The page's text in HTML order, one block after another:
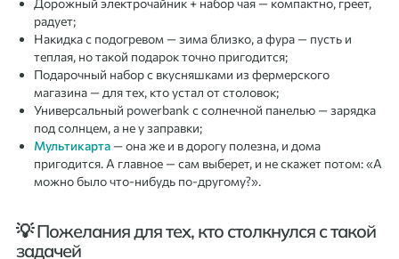
радует;
Накидка с подогревом — зима близко, а фура — пусть и
теплая, но такой подарок точно пригодится;
Подарочный набор с вкусняшками из фермерского
магазина — для тех, кто устал от столовок;
Универсальный powerbank с солнечной панелью — зарядка
под солнцем, а не у заправки;
Мультикарта — она же и в дорогу полезна, и дома
пригодится. А главное — сам выберет, и не скажет потом: «А
можно было что-нибудь по-другому?».
💡 Пожелания для тех, кто столкнулся с такой
задачей